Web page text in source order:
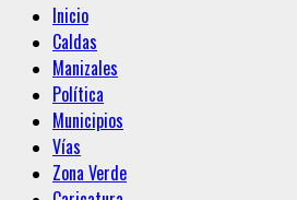
Menú
principal
Inicio
Caldas
Manizales
Política
Municipios
Vías
Zona Verde